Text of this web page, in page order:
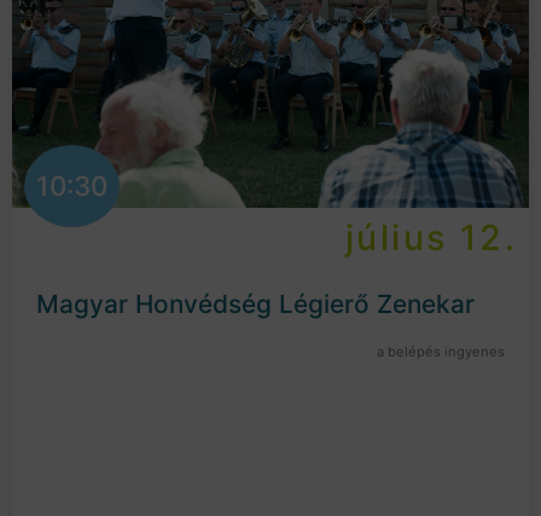
10:30
július 12.
Magyar Honvédség Légierő Zenekar
a belépés ingyenes